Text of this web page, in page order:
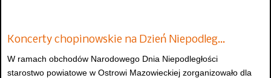
Koncerty chopinowskie na Dzień Niepodleg…
W ramach obchodów Narodowego Dnia Niepodległości
starostwo powiatowe w Ostrowi Mazowieckiej zorganizowało dla